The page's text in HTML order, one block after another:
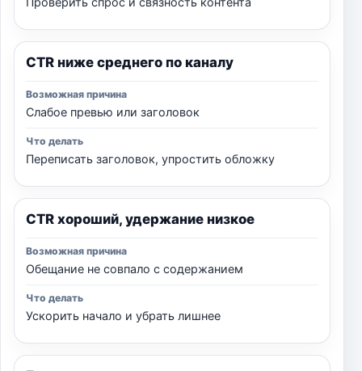
CTR ниже среднего по каналу
Слабое превью или заголовок
Переписать заголовок, упростить обложку
CTR хороший, удержание низкое
Обещание не совпало с содержанием
Ускорить начало и убрать лишнее